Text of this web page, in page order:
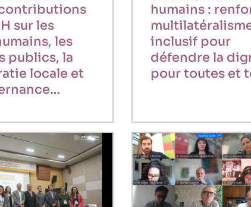
sur les
les
publics, la
locale et
humains :
inclusif pour
défendre la
pour toutes et